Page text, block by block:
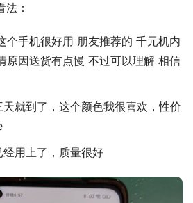
：
个手机很好用 朋友推荐的 千元机内
原因送货有点慢 不过可以理解 相信
就到了，这个颜色我很喜欢，性价
用上了，质量很好